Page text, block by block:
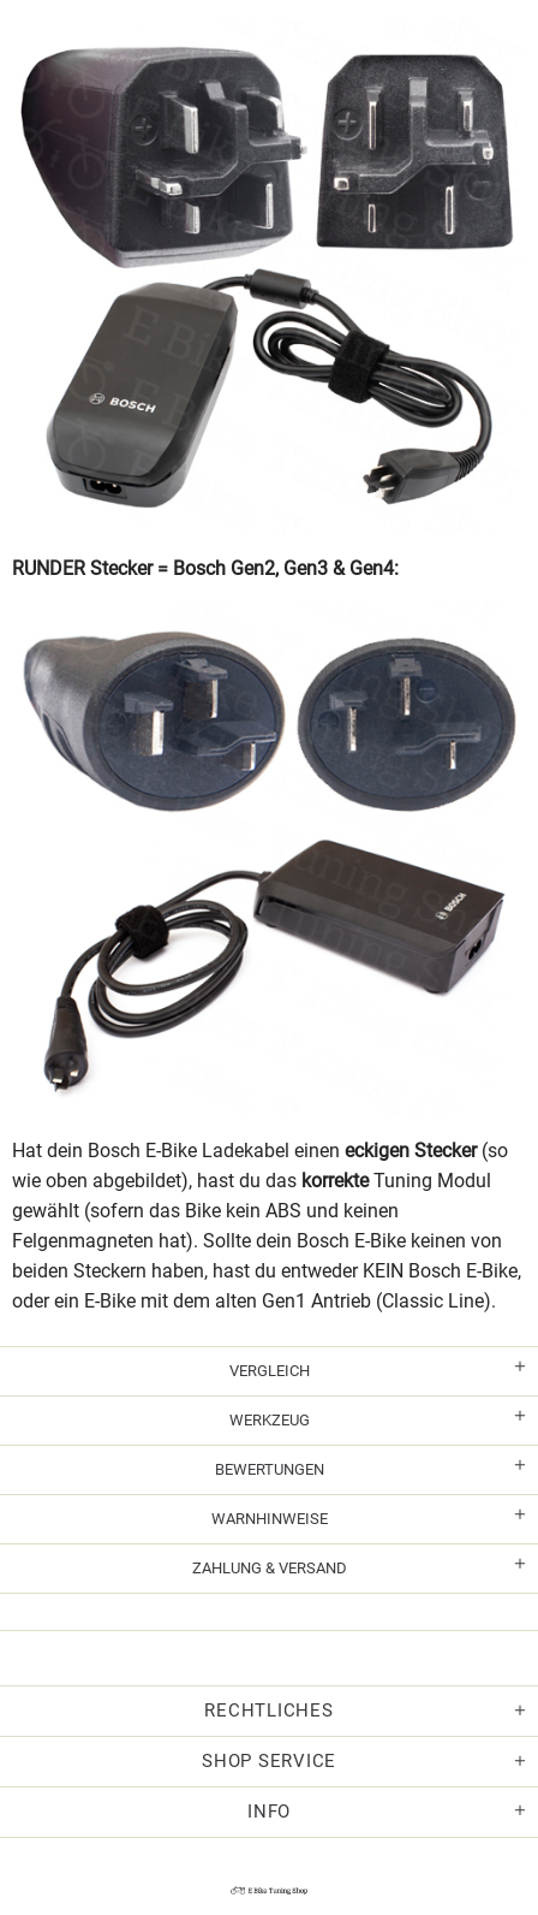
RUNDER Stecker = Bosch Gen2, Gen3 & Gen4:
Hat dein Bosch E-Bike Ladekabel einen eckigen Stecker(so
wie oben abgebildet), hast du das korrekteTuning Modul
gewählt (sofern das Bike kein ABS und keinen
Felgenmagneten hat). Sollte dein Bosch E-Bike keinen von
beiden Steckern haben, hast du entweder KEIN Bosch E-Bike,
oder ein E-Bike mit dem alten Gen1 Antrieb (Classic Line).
VERGLEICH
WERKZEUG
BEWERTUNGEN
WARNHINWEISE
ZAHLUNG & VERSAND
RECHTLICHES
SHOP SERVICE
INFO